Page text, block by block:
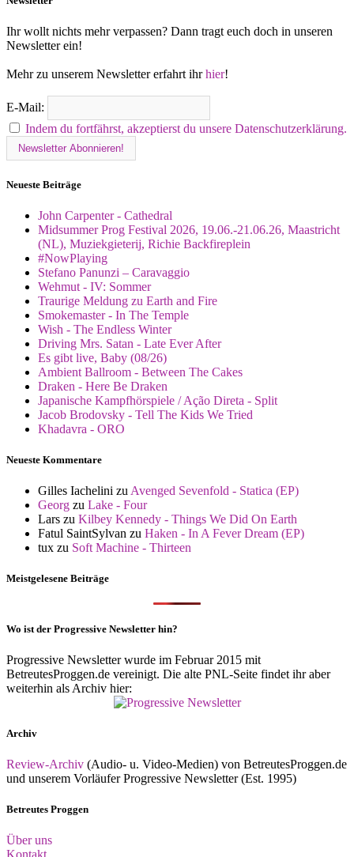
Ihr wollt nichts mehr verpassen? Dann tragt euch doch in unseren
Newsletter ein!
Mehr zu unserem Newsletter erfahrt ihrhier!
E-Mail:
Indem du fortfährst, akzeptierst du unsere Datenschutzerklärung.
Neueste Beiträge
John Carpenter - Cathedral
Midsummer Prog Festival 2026, 19.06.-21.06.26, Maastricht
(NL), Muziekgieterij, Richie Backfireplein
#NowPlaying
Stefano Panunzi – Caravaggio
Wehmut - IV: Sommer
Traurige Meldung zu Earth and Fire
Smokemaster - In The Temple
Wish - The Endless Winter
Driving Mrs. Satan - Late Ever After
Es gibt live, Baby (08/26)
Ambient Ballroom - Between The Cakes
Draken - Here Be Draken
Japanische Kampfhörspiele / Ação Direta - Split
Jacob Brodovsky - Tell The Kids We Tried
Khadavra - ORO
Neueste Kommentare
Gilles Iachelini zu Avenged Sevenfold - Statica (EP)
Georg zu Lake - Four
Lars zu Kilbey Kennedy - Things We Did On Earth
Fatul SaintSylvan zu Haken - In A Fever Dream (EP)
tux zu Soft Machine - Thirteen
Meistgelesene Beiträge
Wo ist der Progressive Newsletter hin?
Progressive Newsletter wurde im Februar 2015 mit
BetreutesProggen.de vereinigt. Die alte PNL-Seite findet ihr aber
weiterhin als Archiv hier:
Archiv
Review-Archiv (Audio- u. Video-Medien) von BetreutesProggen.de
und unserem Vorläufer Progressive Newsletter (Est. 1995)
Betreutes Proggen
Über uns